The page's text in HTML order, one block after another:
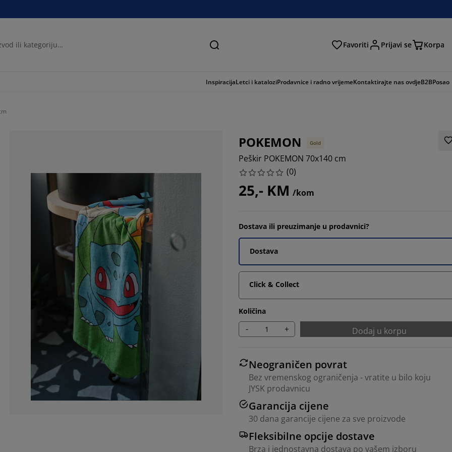
Traži Favoriti Prijavi se Korpa
InspiracijaLetci i kataloziProdavnice i radno vrijemeKontaktirajte nas ovdjeB2BPosao
POKEMON Gold
Peškir POKEMON 70x140 cm
(0)
25,- KM /kom
Dostava ili preuzimanje u prodavnici?
Dostava
Click & Collect
Količina
- + Dodaj u korpu
Neograničen povrat
Bez vremenskog ograničenja - vratite u bilo koju
JYSK prodavnicu
Garancija cijene
30 dana garancije cijene za sve proizvode
Fleksibilne opcije dostave
Brza i jednostavna dostava po vašem izboru